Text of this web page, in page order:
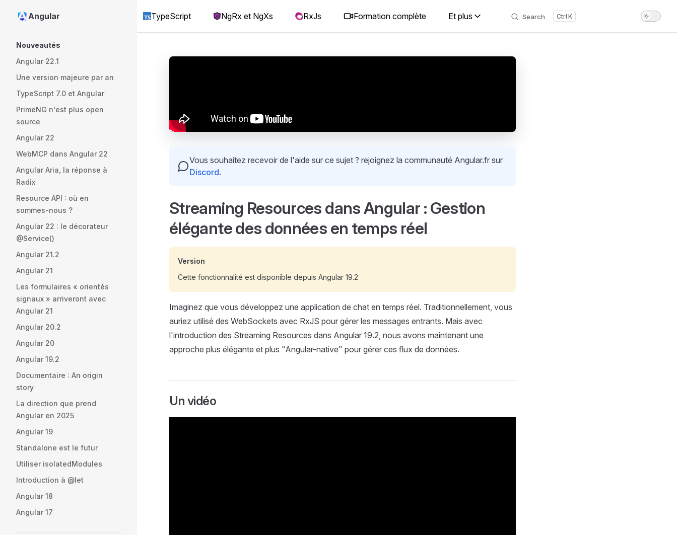
Skip to content
Angular TypeScript NgRx et NgXs RxJs Formation complète Et plus Search K
Nouveautés
Angular 22.1
Une version majeure par an
TypeScript 7.0 et Angular
PrimeNG n'est plus open
source
Angular 22
WebMCP dans Angular 22
Angular Aria, la réponse à
Radix
Resource API : où en
sommes-nous ?
Angular 22 : le décorateur
@Service()
Angular 21.2
Angular 21
Les formulaires « orientés
signaux » arriveront avec
Angular 21
Angular 20.2
Angular 20
Angular 19.2
Documentaire : An origin
story
La direction que prend
Angular en 2025
Angular 19
Standalone est le futur
Utiliser isolatedModules
Introduction à @let
Angular 18
Angular 17
Vous souhaitez recevoir de l'aide sur ce sujet ? rejoignez la communauté Angular.fr sur
Discord.
Streaming Resources dans Angular : Gestion
élégante des données en temps réel
Version
Cette fonctionnalité est disponible depuis Angular 19.2
Imaginez que vous développez une application de chat en temps réel. Traditionnellement, vous
auriez utilisé des WebSockets avec RxJS pour gérer les messages entrants. Mais avec
l'introduction des Streaming Resources dans Angular 19.2, nous avons maintenant une
approche plus élégante et plus "Angular-native" pour gérer ces flux de données.
Un vidéo